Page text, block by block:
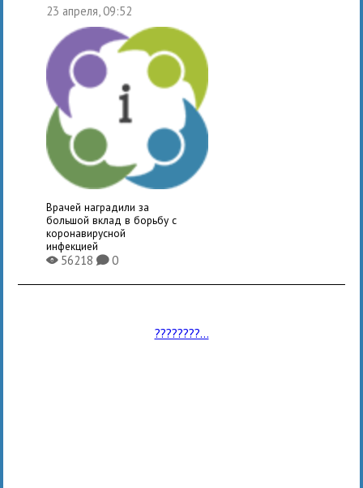
23 апреля, 09:52
Врачей наградили за
большой вклад в борьбу с
коронавирусной
инфекцией
X56218K0
????????...